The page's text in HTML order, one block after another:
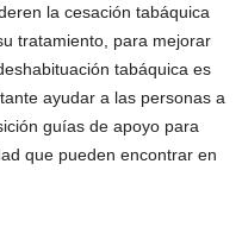
la cesación tabáquica
tratamiento, para mejorar
tabáquica es
ayudar a las personas a
guías de apoyo para
que pueden encontrar en